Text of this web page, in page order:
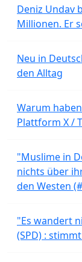
Deniz Undav
Millionen. Er
Neu in
den Alltag
Warum
Plattform X /
"Muslime in
nichts über
den Westen
"Es wandert
(SPD) :